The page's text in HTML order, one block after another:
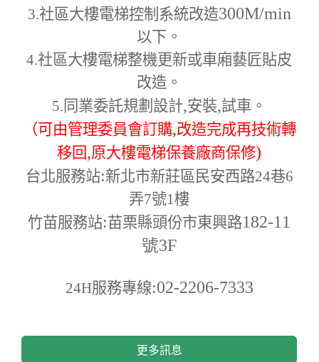
3.社區大樓電梯控制系統改造300M/min
以下。
4.社區大樓電梯整機更新或車廂藝匠貼皮
改造。
5. 同業委託規劃設計,安裝,試車。
（可由管理委員會訂購,改造完成再技術轉
移回,原大樓電梯保養廠商保修)
台北服務站:新北市新莊區民安西路24巷6
弄7號1樓
竹苗服務站:苗栗縣頭份市東興路182-11
號3F
24H服務專線:02-2206-7333
更多訊息